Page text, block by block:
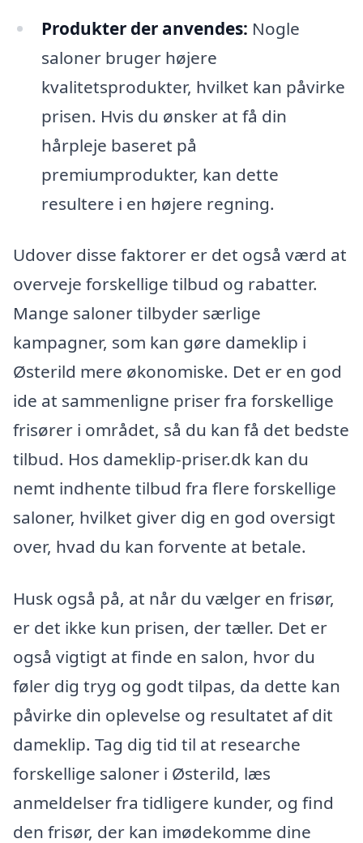
Produkter der anvendes: Nogle
saloner bruger højere
kvalitetsprodukter, hvilket kan påvirke
prisen. Hvis du ønsker at få din
hårpleje baseret på
premiumprodukter, kan dette
resultere i en højere regning.
Udover disse faktorer er det også værd at
overveje forskellige tilbud og rabatter.
Mange saloner tilbyder særlige
kampagner, som kan gøre dameklip i
Østerild mere økonomiske. Det er en god
ide at sammenligne priser fra forskellige
frisører i området, så du kan få det bedste
tilbud. Hos dameklip-priser.dk kan du
nemt indhente tilbud fra flere forskellige
saloner, hvilket giver dig en god oversigt
over, hvad du kan forvente at betale.
Husk også på, at når du vælger en frisør,
er det ikke kun prisen, der tæller. Det er
også vigtigt at finde en salon, hvor du
føler dig tryg og godt tilpas, da dette kan
påvirke din oplevelse og resultatet af dit
dameklip. Tag dig tid til at researche
forskellige saloner i Østerild, læs
anmeldelser fra tidligere kunder, og find
den frisør, der kan imødekomme dine